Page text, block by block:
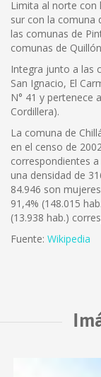
Limita al norte con
sur con la comuna
las comunas de
comunas de
Integra junto a las
San Ignacio, El
N° 41 y pertenece
Cordillera).
La comuna de
en el censo de
correspondientes
una densidad de
84.946 son
91,4% (148.015
(13.938 hab.)
Fuente: Wikipedia